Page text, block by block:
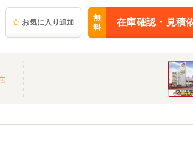
お気に入り追加
無
料
在庫確認・見積